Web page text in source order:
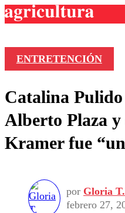
Frecuencias
Agricultura
Deportes
Colo Colo
Seleccion
Torneo
Economía
Opinión
ENTRETENCIÓN
Catalina Pulido
Alberto Plaza y
Kramer fue
por Gloria T.
febrero 27,